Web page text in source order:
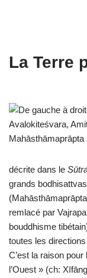
La Terre
décrite dans le
grands
remlacé par
bouddhisme
toutes les
C’est la raison
l’Ouest » (ch: